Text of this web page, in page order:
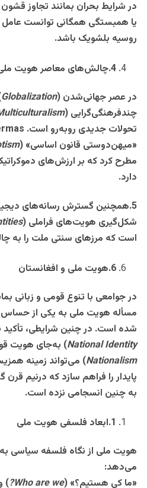
در شرایط بحران بمانند تجاوز
یا همبستگی همگانی ‌توانست
روسیه بلشویک باشد.
4
.چالش‌های معاصر هویت
در عصر جهانی‌شدن (
Globalization
چندفرهنگی‌گرایی (
تحولات جدیدی روبه‌رو است. Jürgen Habermas
«میهن‌دوستی قانون اساسی» (
مطرح کرد که بر ارزش‌های
دارد.
5.همچنین گسترش رسانه‌های دیجیتال
شکل‌گیری هویت‌های فراملی (
است که مرزهای سنتی ملت را به
6
.هویت ملی و افغانستان
در جوامعی با تنوع قومی و زبانی
مسأله هویت ملی به یکی از
شده است. در چنین شرایطی،
National Identity
) به‌جای هویت
Nationalism
) می‌تواند زمینه
پایدار را فراهم سازد که درنیم
به چنین انسجامی نزده است.
1
.ابعاد فلسفی هویت ملی
هویت ملی از نگاه فلسفه سیاسی
می‌دهد:
«ما کی هستیم؟» (
Who are we?
)